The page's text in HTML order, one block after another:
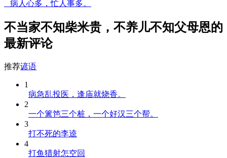
病人心多，忙人事多。
不当家不知柴米贵，不养儿不知父母恩的
最新评论
推荐谚语
1
病急乱投医，逢庙就烧香。
2
一个篱笆三个桩，一个好汉三个帮。
3
打不死的李逵
4
打鱼猎射怎空回